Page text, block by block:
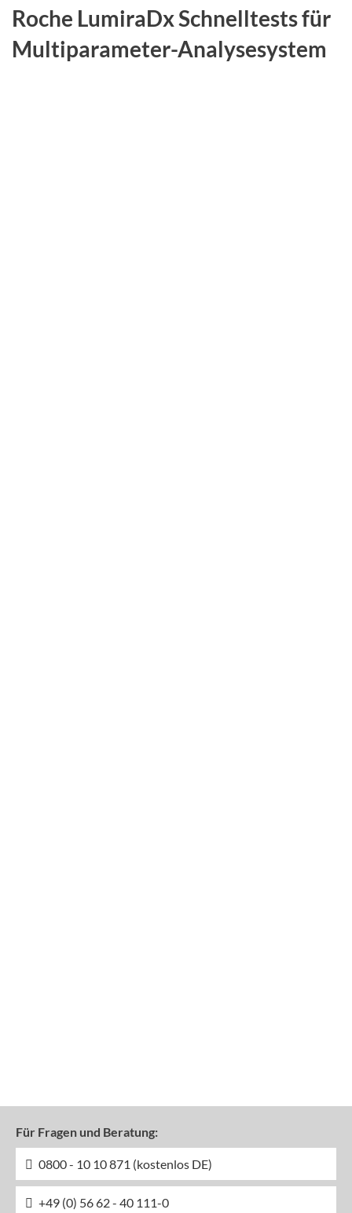
Roche LumiraDx Schnelltests für
Multiparameter-Analysesystem
Für Fragen und Beratung:
0800 - 10 10 871 (kostenlos DE)
+49 (0) 56 62 - 40 111-0